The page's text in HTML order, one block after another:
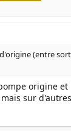
(entre
origine et
sur